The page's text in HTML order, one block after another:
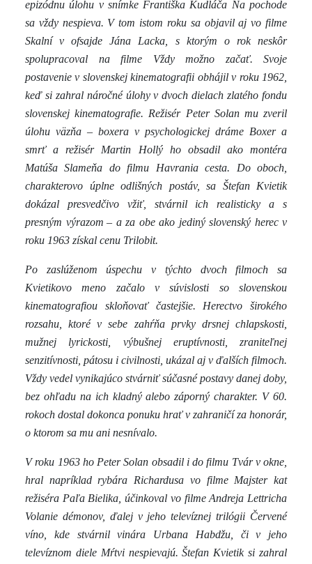
epizódnu úlohu v snímke Františka Kudláča Na pochode
sa vždy nespieva. V tom istom roku sa objavil aj vo filme
Skalní v ofsajde Jána Lacka, s ktorým o rok neskôr
spolupracoval na filme Vždy možno začať. Svoje
postavenie v slovenskej kinematografii obhájil v roku 1962,
keď si zahral náročné úlohy v dvoch dielach zlatého fondu
slovenskej kinematografie. Režisér Peter Solan mu zveril
úlohu väzňa – boxera v psychologickej dráme Boxer a
smrť a režisér Martin Hollý ho obsadil ako montéra
Matúša Slameňa do filmu Havrania cesta. Do oboch,
charakterovo úplne odlišných postáv, sa Štefan Kvietik
dokázal presvedčivo vžiť, stvárnil ich realisticky a s
presným výrazom – a za obe ako jediný slovenský herec v
roku 1963 získal cenu Trilobit.
Po zaslúženom úspechu v týchto dvoch filmoch sa
Kvietikovo meno začalo v súvislosti so slovenskou
kinematografiou skloňovať častejšie. Herectvo širokého
rozsahu, ktoré v sebe zahŕňa prvky drsnej chlapskosti,
mužnej lyrickosti, výbušnej eruptívnosti, zraniteľnej
senzitívnosti, pátosu i civilnosti, ukázal aj v ďalších filmoch.
Vždy vedel vynikajúco stvárniť súčasné postavy danej doby,
bez ohľadu na ich kladný alebo záporný charakter. V 60.
rokoch dostal dokonca ponuku hrať v zahraničí za honorár,
o ktorom sa mu ani nesnívalo.
V roku 1963 ho Peter Solan obsadil i do filmu Tvár v okne,
hral napríklad rybára Richardusa vo filme Majster kat
režiséra Paľa Bielika, účinkoval vo filme Andreja Lettricha
Volanie démonov, ďalej v jeho televíznej trilógii Červené
víno, kde stvárnil vinára Urbana Habdžu, či v jeho
televíznom diele Mŕtvi nespievajú. Štefan Kvietik si zahral